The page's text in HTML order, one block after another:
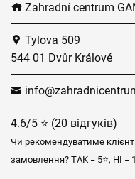
Zahradní centrum
Tylova 509
544 01 Dvůr Králové
4.6/5 ⭐ (20 відгуків)
Чи рекомендуватиме
замовлення? ТАК = 5⭐, НІ =